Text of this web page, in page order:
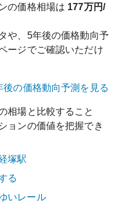
の価格相場は 177万円/
や、5年後の価格動向予
ージでご確認いただけ
の価格動向予測を見る
相場と比較すること
ョンの価値を把握でき
塚駅
る
いレール